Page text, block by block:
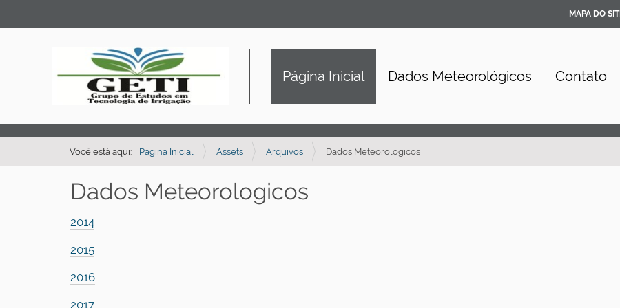
MAPA DO
Página Inicial Dados Meteorológicos Contato
Você está aqui: Página Inicial Assets Arquivos Dados Meteorologicos
Dados Meteorologicos
2014
2015
2016
2017